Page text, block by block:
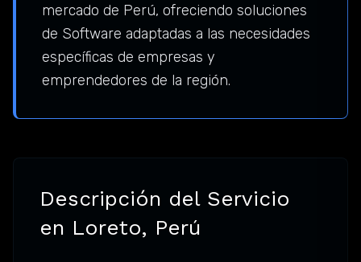
mercado de Perú, ofreciendo soluciones
de Software adaptadas a las necesidades
específicas de empresas y
emprendedores de la región.
Descripción del Servicio
en Loreto, Perú